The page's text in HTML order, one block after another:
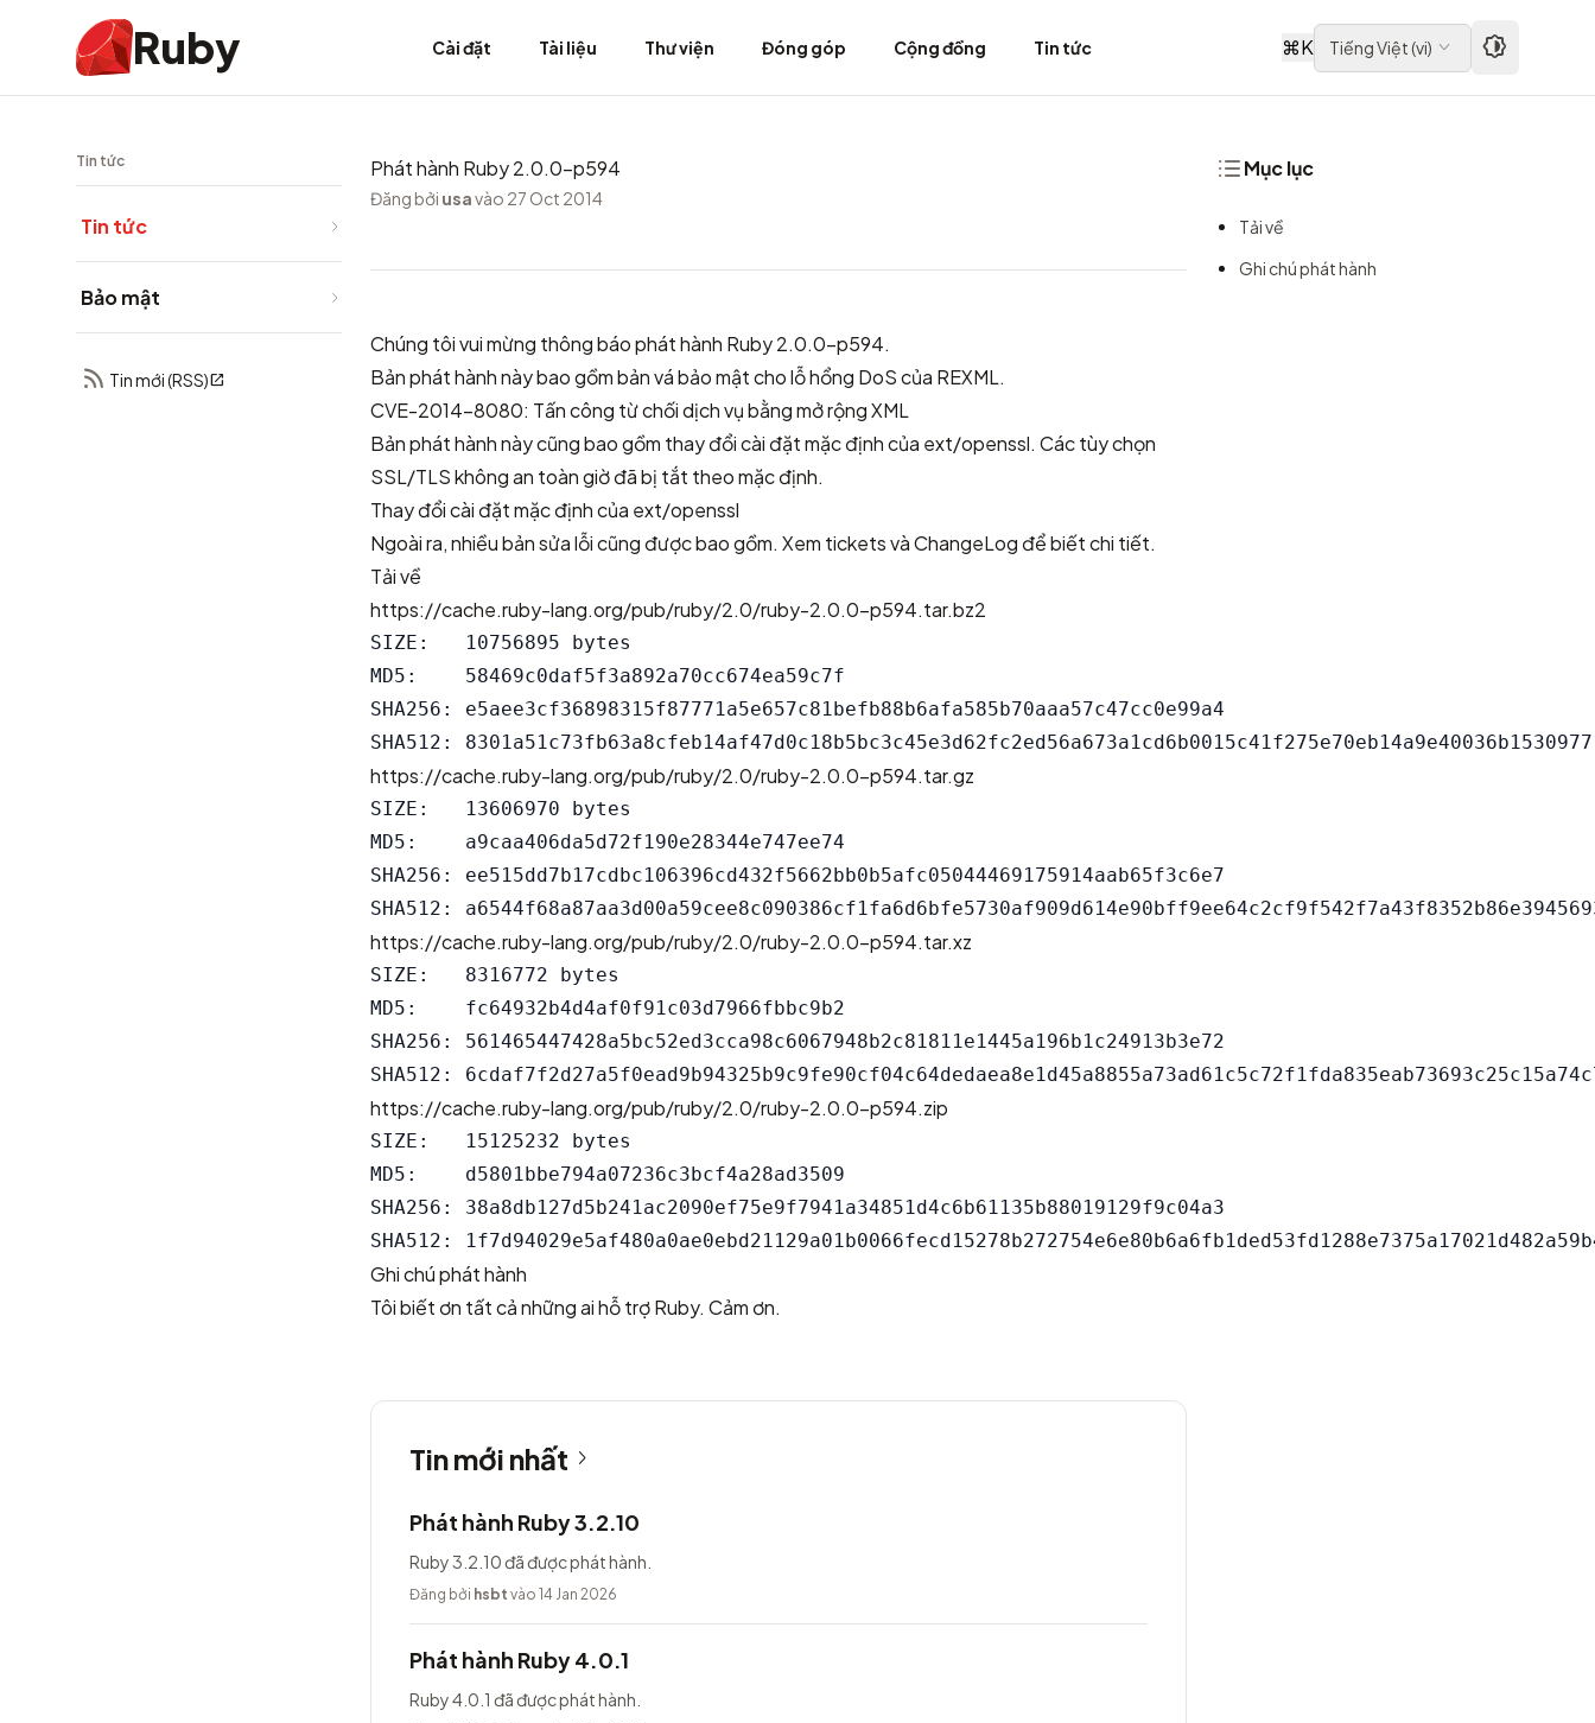
Ruby Cài đặt Tài liệu Thư viện Đóng góp Cộng đồng Tin tức ⌘K Tiếng Việt(vi)
Tin tức
Tin tức
Bảo mật
Tin mới (RSS)
Phát hành Ruby 2.0.0-p594
Đăng bởi usavào 27 Oct 2014
Chúng tôi vui mừng thông báo phát hành Ruby 2.0.0-p594.
Bản phát hành này bao gồm bản vá bảo mật cho lỗ hổng DoS của REXML.
CVE-2014-8080: Tấn công từ chối dịch vụ bằng mở rộng XML
Bản phát hành này cũng bao gồm thay đổi cài đặt mặc định của ext/openssl. Các tùy chọn
SSL/TLS không an toàn giờ đã bị tắt theo mặc định.
Thay đổi cài đặt mặc định của ext/openssl
Ngoài ra, nhiều bản sửa lỗi cũng được bao gồm. Xem ticketsvàChangeLog để biết chi tiết.
Tải về
https://cache.ruby-lang.org/pub/ruby/2.0/ruby-2.0.0-p594.tar.bz2
SIZE:   10756895 bytes
MD5:    58469c0daf5f3a892a70cc674ea59c7f
SHA256: e5aee3cf36898315f87771a5e657c81befb88b6afa585b70aaa57c47cc0e99a4
https://cache.ruby-lang.org/pub/ruby/2.0/ruby-2.0.0-p594.tar.gz
SIZE:   13606970 bytes
MD5:    a9caa406da5d72f190e28344e747ee74
SHA256: ee515dd7b17cdbc106396cd432f5662bb0b5afc05044469175914aab65f3c6e7
https://cache.ruby-lang.org/pub/ruby/2.0/ruby-2.0.0-p594.tar.xz
SIZE:   8316772 bytes
MD5:    fc64932b4d4af0f91c03d7966fbbc9b2
SHA256: 561465447428a5bc52ed3cca98c6067948b2c81811e1445a196b1c24913b3e72
https://cache.ruby-lang.org/pub/ruby/2.0/ruby-2.0.0-p594.zip
SIZE:   15125232 bytes
MD5:    d5801bbe794a07236c3bcf4a28ad3509
SHA256: 38a8db127d5b241ac2090ef75e9f7941a34851d4c6b61135b88019129f9c04a3
Ghi chú phát hành
Tôi biết ơn tất cả những ai hỗ trợ Ruby. Cảm ơn.
Tin mới nhất
Phát hành Ruby 3.2.10
Ruby 3.2.10 đã được phát hành.
Đăng bởi hsbt vào 14 Jan 2026
Phát hành Ruby 4.0.1
Ruby 4.0.1 đã được phát hành.
Mục lục
Tải về
Ghi chú phát hành